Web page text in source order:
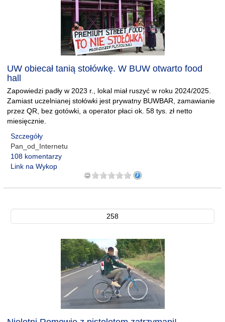
UW obiecał tanią stołówkę. W BUW otwarto food
hall
Zapowiedzi padły w 2023 r., lokal miał ruszyć w roku 2024/2025.
Zamiast uczelnianej stołówki jest prywatny BUWBAR, zamawianie
przez QR, bez gotówki, a operator płaci ok. 58 tys. zł netto
miesięcznie.
Szczegóły
Pan_od_Internetu
108 komentarzy
Link na Wykop
258